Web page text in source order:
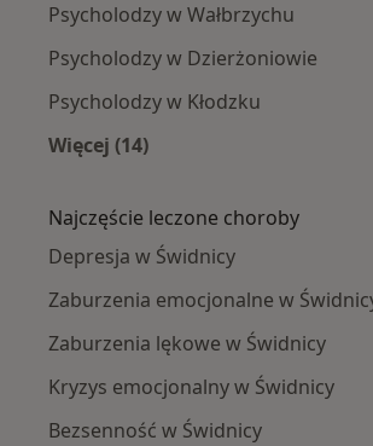
Psycholodzy w Wałbrzychu
Psycholodzy w Dzierżoniowie
Psycholodzy w Kłodzku
Więcej (14)
Najczęście leczone choroby
Depresja w Świdnicy
Zaburzenia emocjonalne w
Zaburzenia lękowe w Świdnicy
Kryzys emocjonalny w Świdnicy
Bezsenność w Świdnicy